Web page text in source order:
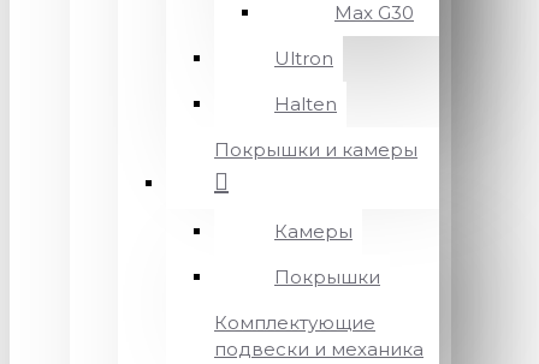
Max G30
Ultron
Halten
Покрышки и камеры
Камеры
Покрышки
Комплектующие
подвески и механика